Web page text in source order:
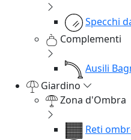
Specchi
Complementi
Ausili
Giardino
Zona d'Ombra
Reti